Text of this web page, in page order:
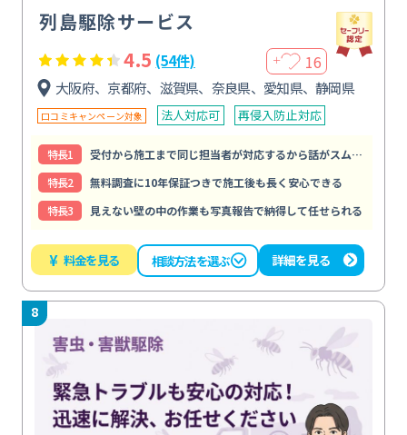
列島駆除サービス
4.5 (54件) ＋ 16
大阪府、京都府、滋賀県、奈良県、愛知県、静岡県
口コミキャンペーン対象 法人対応可 再侵入防止対応
特⻑1
受付から施工まで同じ担当者が対応するから話がスムーズで安心
特⻑2
無料調査に10年保証つきで施工後も長く安心できる
特⻑3
見えない壁の中の作業も写真報告で納得して任せられる
¥ 料金を見る 相談方法を選ぶ 詳細を見る
8